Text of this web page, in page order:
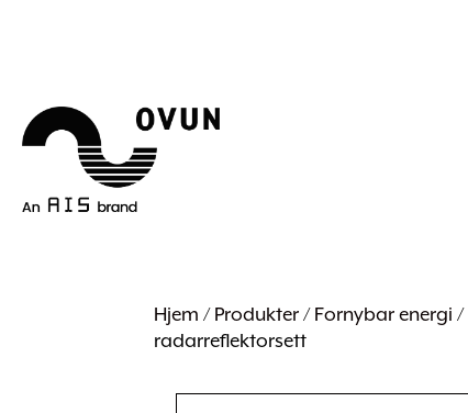
Hjem /Produkter/Fornybar energi /
radarreflektorsett